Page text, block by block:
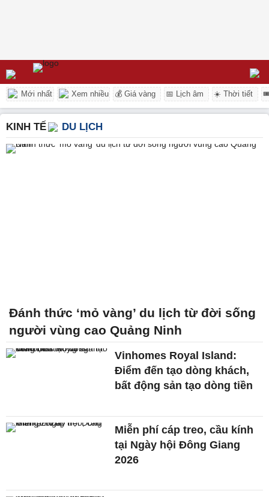
Mới nhất Xem nhiều 💰 Giá vàng 📅 Lịch âm ☀️ Thời tiết
KINH TẾ DU LỊCH
Đánh thức ‘mỏ vàng’ du lịch từ đời sống
người vùng cao Quảng Ninh
Vinhomes Royal Island:
Điểm đến tạo dòng khách,
bất động sản tạo dòng tiền
Miễn phí cáp treo, cầu kính
tại Ngày hội Đông Giang
2026